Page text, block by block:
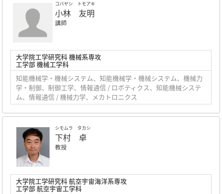
コバヤシ トモアキ
小林 友明
講師
大学院工学研究科 機械系専攻
工学部 機械工学科
知能機械学・機械システム、知能機械学・機械システム、機械力
学・制御、制御工学、情報通信 / ロボティクス、知能機械システ
ム、情報通信 / 機械力学、メカトロニクス
シモムラ タカシ
下村 卓
教授
大学院工学研究科 航空宇宙海洋系専攻
工学部 航空宇宙工学科